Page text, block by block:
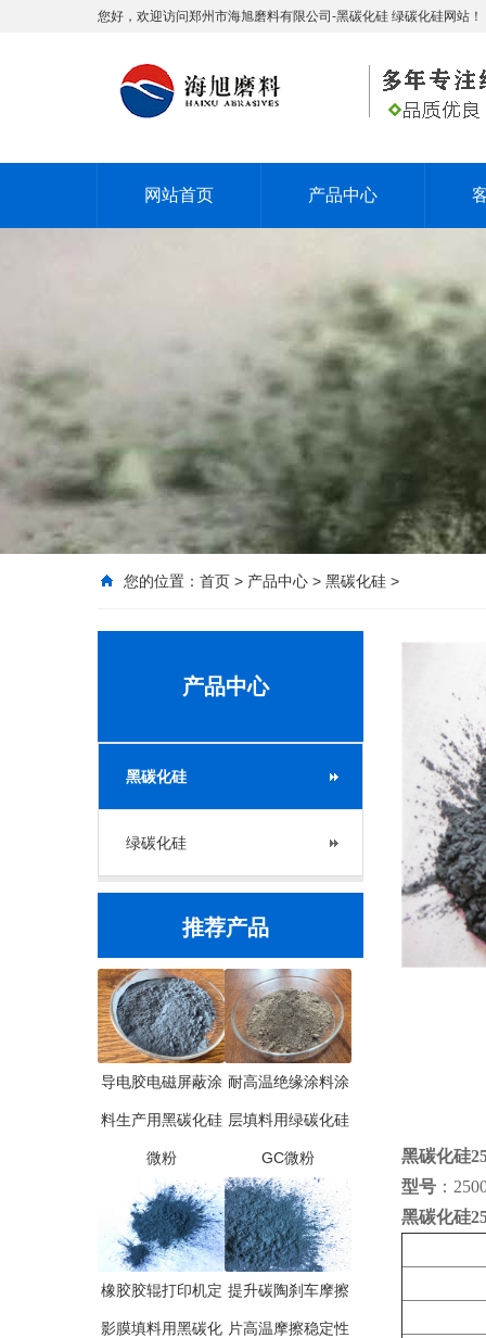
您好，欢迎访问郑州市海旭磨料有限公司-黑碳化硅 绿碳化硅网站！
网站首页 产品中心
您的位置： 首页 > 产品中心 > 黑碳化硅 >
产品中心
黑碳化硅
绿碳化硅
推荐产品
导电胶电磁屏蔽涂
料生产用黑碳化硅
微粉
耐高温绝缘涂料涂
层填料用绿碳化硅
GC微粉
橡胶胶辊打印机定
影膜填料用黑碳化
提升碳陶刹车摩擦
片高温摩擦稳定性
黑碳化硅
型号 ：
黑碳化硅